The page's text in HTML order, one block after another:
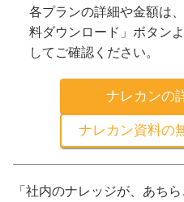
各プランの詳細や金額は
料ダウンロード」ボタン
してご確認ください。
ナレカンの
ナレカン資料の
「社内のナレッジが、あち